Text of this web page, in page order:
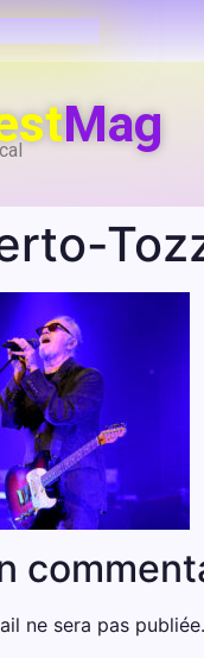
Mag
ne sera pas publiée.